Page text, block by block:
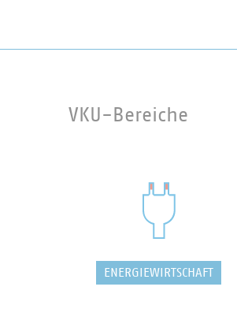
VKU-Bereiche
ENERGIEWIRTSCHAFT